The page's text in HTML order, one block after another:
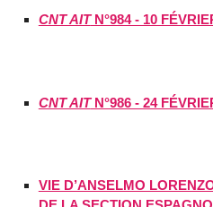
CNT AITN°984 - 10
CNT AITN°986 - 24
VIE D’ANSELMO